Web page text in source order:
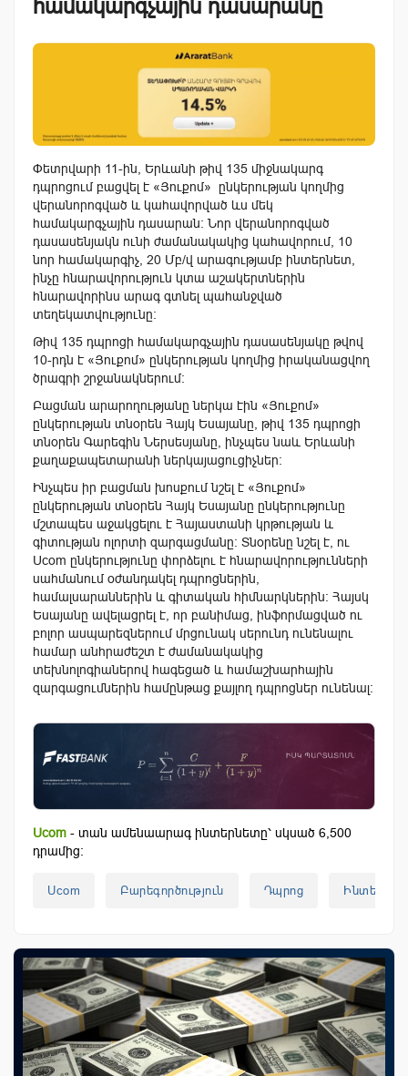
համակարգչային դասարանը
Փետրվարի 11-ին, Երևանի թիվ 135 միջնակարգ
դպրոցում բացվել է «Յուքոմ» ընկերության կողմից
վերանորոգված և կահավորված ևս մեկ
համակարգչային դասարան: Նոր վերանորոգված
դասասենյակն ունի ժամանակակից կահավորում, 10
նոր համակարգիչ, 20 Մբ/վ արագությամբ ինտերնետ,
ինչը հնարավորություն կտա աշակերտներին
հնարավորինս արագ գտնել պահանջված
տեղեկատվությունը:
Թիվ 135 դպրոցի համակարգչային դասասենյակը թվով
10-րդն է «Յուքոմ» ընկերության կողմից իրականացվող
ծրագրի շրջանակներում:
Բացման արարողությանը ներկա էին «Յուքոմ»
ընկերության տնօրեն Հայկ Եսայանը, թիվ 135 դպրոցի
տնօրեն Գարեգին Ներսեսյանը, ինչպես նաև Երևանի
քաղաքապետարանի ներկայացուցիչներ:
Ինչպես իր բացման խոսքում նշել է «Յուքոմ»
ընկերության տնօրեն Հայկ Եսայանը ընկերությունը
մշտապես աջակցելու է Հայաստանի կրթության և
գիտության ոլորտի զարգացմանը: Տնօրենը նշել է, ու
Ucom ընկերությունը փորձելու է հնարավորությունների
սահմանում օժանդակել դպրոցներին,
համալսարաններին և գիտական հիմնարկներին: Հայսկ
Եսայանը ավելացրել է, որ բանիմաց, ինֆորմացված ու
բոլոր ասպարեզներում մրցունակ սերունդ ունենալու
համար անհրաժեշտ է ժամանակակից
տեխնոլոգիաներով հագեցած և համաշխարհային
զարգացումներին համընթաց քայլող դպրոցներ ունենալ:
Ucom - տան ամենաարագ ինտերնետը՝ սկսած 6,500
դրամից:
Ucom Բարեգործություն Դպրոց Ինտերնետ